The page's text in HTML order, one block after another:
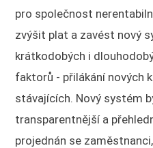
pro společnost
zvýšit plat a zavést nový
krátkodobých i
faktorů - přilákání nových
stávajících. Nový systém
transparentnější a
projednán se